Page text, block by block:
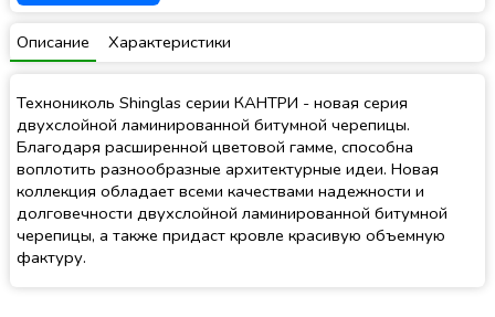
Описание Характеристики
Технониколь Shinglas серии КАНТРИ - новая серия
двухслойной ламинированной битумной черепицы.
Благодаря расширенной цветовой гамме, способна
воплотить разнообразные архитектурные идеи. Новая
коллекция обладает всеми качествами надежности и
долговечности двухслойной ламинированной битумной
черепицы, а также придаст кровле красивую объемную
фактуру.